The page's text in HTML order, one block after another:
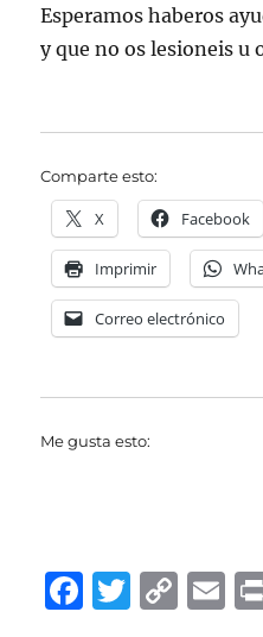
Esperamos haberos
y que no os lesioneis u
Comparte esto:
X Facebook
Imprimir
Correo electrónico
Me gusta esto:
F
T
C
E